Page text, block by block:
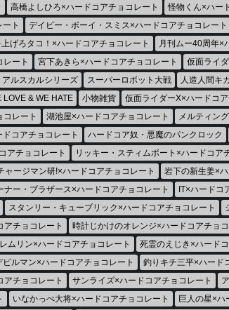
高橋よしひろ×ハードコアチョコレート 怪物くん×ハー
ト
デイビー・ボーイ・スミス×ハードコアチョコレート
げろタコ！×ハードコアチョコレート 月刊ムー40周年×
ート
宮下あきら×ハードコアチョコレート 仮面ライ
アルスカルシリーズ スーパーロボット大戦 人造人間キ
LOVE & WE HATE 小物雑貨 仮面ライダーX×ハードコ
レート
湖池屋×ハードコアチョコレート メルティン
コアチョコレート ハードコア奴・悪魔のパンクロック
アチョコレート リッキー・スティムボート×ハードコア
ャージマン研!×ハードコアチョコレート 岩下の新生姜×
ナー・ブラザース×ハードコアチョコレート IT×ハードコ
スタンリー・キューブリック×ハードコアチョコレート
アチョコレート
時計じかけのオレンジ×ハードコアチョ
ムリン×ハードコアチョコレート 死霊のえじき×ハード
ビルマン×ハードコアチョコレート 釣りキチ三平×ハード
アチョコレート サンライズ×ハードコアチョコレート
いなかっぺ大将×ハードコアチョコレート 巨人の星×ハ